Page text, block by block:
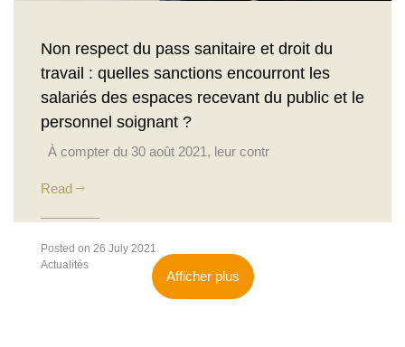
Non respect du pass sanitaire et droit du
travail : quelles sanctions encourront les
salariés des espaces recevant du public et le
personnel soignant ?
À compter du 30 août 2021, leur contr
Read
Posted on 26 July 2021
Actualités
Afficher plus